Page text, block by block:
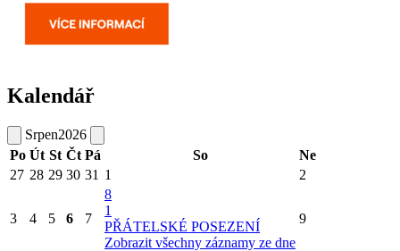
Kalendář
Srpen2026
Po Út St Čt Pá So
Ne
27 28 29 30 31 1 2
3 4 5 6 7
8
1
PŘÁTELSKÉ POSEZENÍ
Zobrazit všechny záznamy ze dne
9